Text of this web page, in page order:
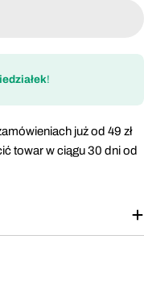
!
już od 49 zł
towar w ciągu 30 dni od